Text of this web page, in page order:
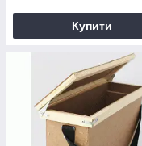
Купити